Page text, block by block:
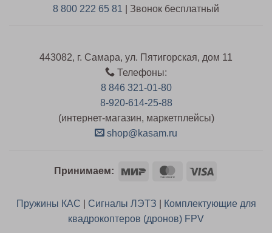
8 800 222 65 81 | Звонок бесплатный
443082, г. Самара, ул. Пятигорская, дом 11
Телефоны:
8 846 321-01-80
8-920-614-25-88
(интернет-магазин, маркетплейсы)
shop@kasam.ru
Принимаем: Mir MasterCard
Visa
Пружины КАС Сигналы ЛЭТЗ
Комплектующие для
квадрокоптеров (дронов) FPV